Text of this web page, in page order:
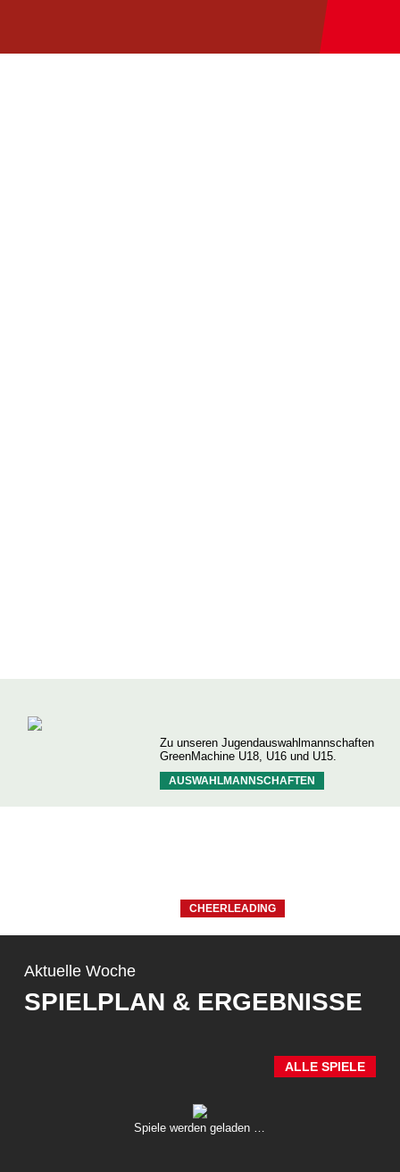
Zu unseren Jugendauswahlmannschaften
GreenMachine U18, U16 und U15.
AUSWAHLMANNSCHAFTEN
CHEERLEADING
Aktuelle Woche
SPIELPLAN & ERGEBNISSE
ALLE SPIELE
Spiele werden geladen …